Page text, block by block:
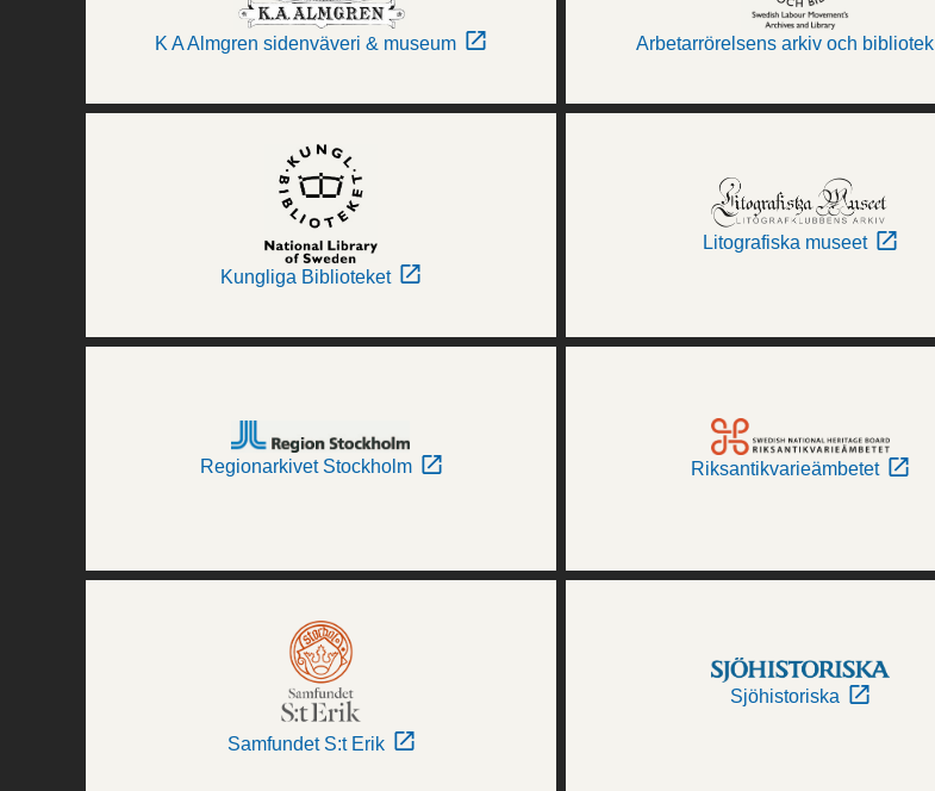
K A Almgren sidenväveri & museum Arbetarrörelsens arkiv och bibliotek
Kungliga Biblioteket
Litografiska museet
Regionarkivet Stockholm Riksantikvarieämbetet
Samfundet S:t Erik
Sjöhistoriska